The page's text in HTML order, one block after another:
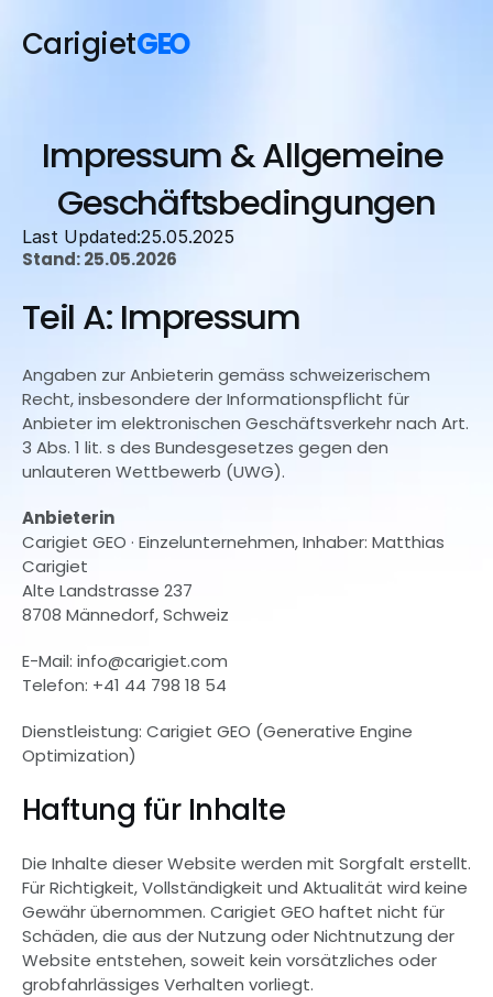
CarigietGEO
Angebot
Wissen
Über uns
Impressum & Allgemeine
Geschäftsbedingungen
Last Updated:25.05.2025
Stand: 25.05.2026
Teil A: Impressum
Angaben zur Anbieterin gemäss schweizerischem
Recht, insbesondere der Informationspflicht für
Anbieter im elektronischen Geschäftsverkehr nach Art.
3 Abs. 1 lit. s des Bundesgesetzes gegen den
unlauteren Wettbewerb (UWG).
Anbieterin
Carigiet GEO · Einzelunternehmen, Inhaber: Matthias
Carigiet
Alte Landstrasse 237
8708 Männedorf, Schweiz
E-Mail: info@carigiet.com
Telefon: +41 44 798 18 54
Dienstleistung: Carigiet GEO (Generative Engine
Optimization)
Haftung für Inhalte
Die Inhalte dieser Website werden mit Sorgfalt erstellt.
Für Richtigkeit, Vollständigkeit und Aktualität wird keine
Gewähr übernommen. Carigiet GEO haftet nicht für
Schäden, die aus der Nutzung oder Nichtnutzung der
Website entstehen, soweit kein vorsätzliches oder
grobfahrlässiges Verhalten vorliegt.